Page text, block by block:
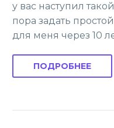
у вас наступил
пора задать
для меня через 10
ПОДРОБНЕЕ